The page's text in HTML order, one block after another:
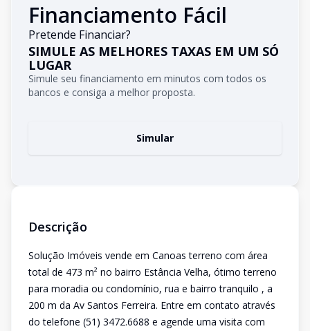
Financiamento Fácil
Pretende Financiar?
SIMULE AS MELHORES TAXAS EM UM SÓ
LUGAR
Simule seu financiamento em minutos com todos os
bancos e consiga a melhor proposta.
Simular
Descrição
Solução Imóveis vende em Canoas terreno com área
total de 473 m² no bairro Estância Velha, ótimo terreno
para moradia ou condomínio, rua e bairro tranquilo , a
200 m da Av Santos Ferreira. Entre em contato através
do telefone (51) 3472.6688 e agende uma visita com